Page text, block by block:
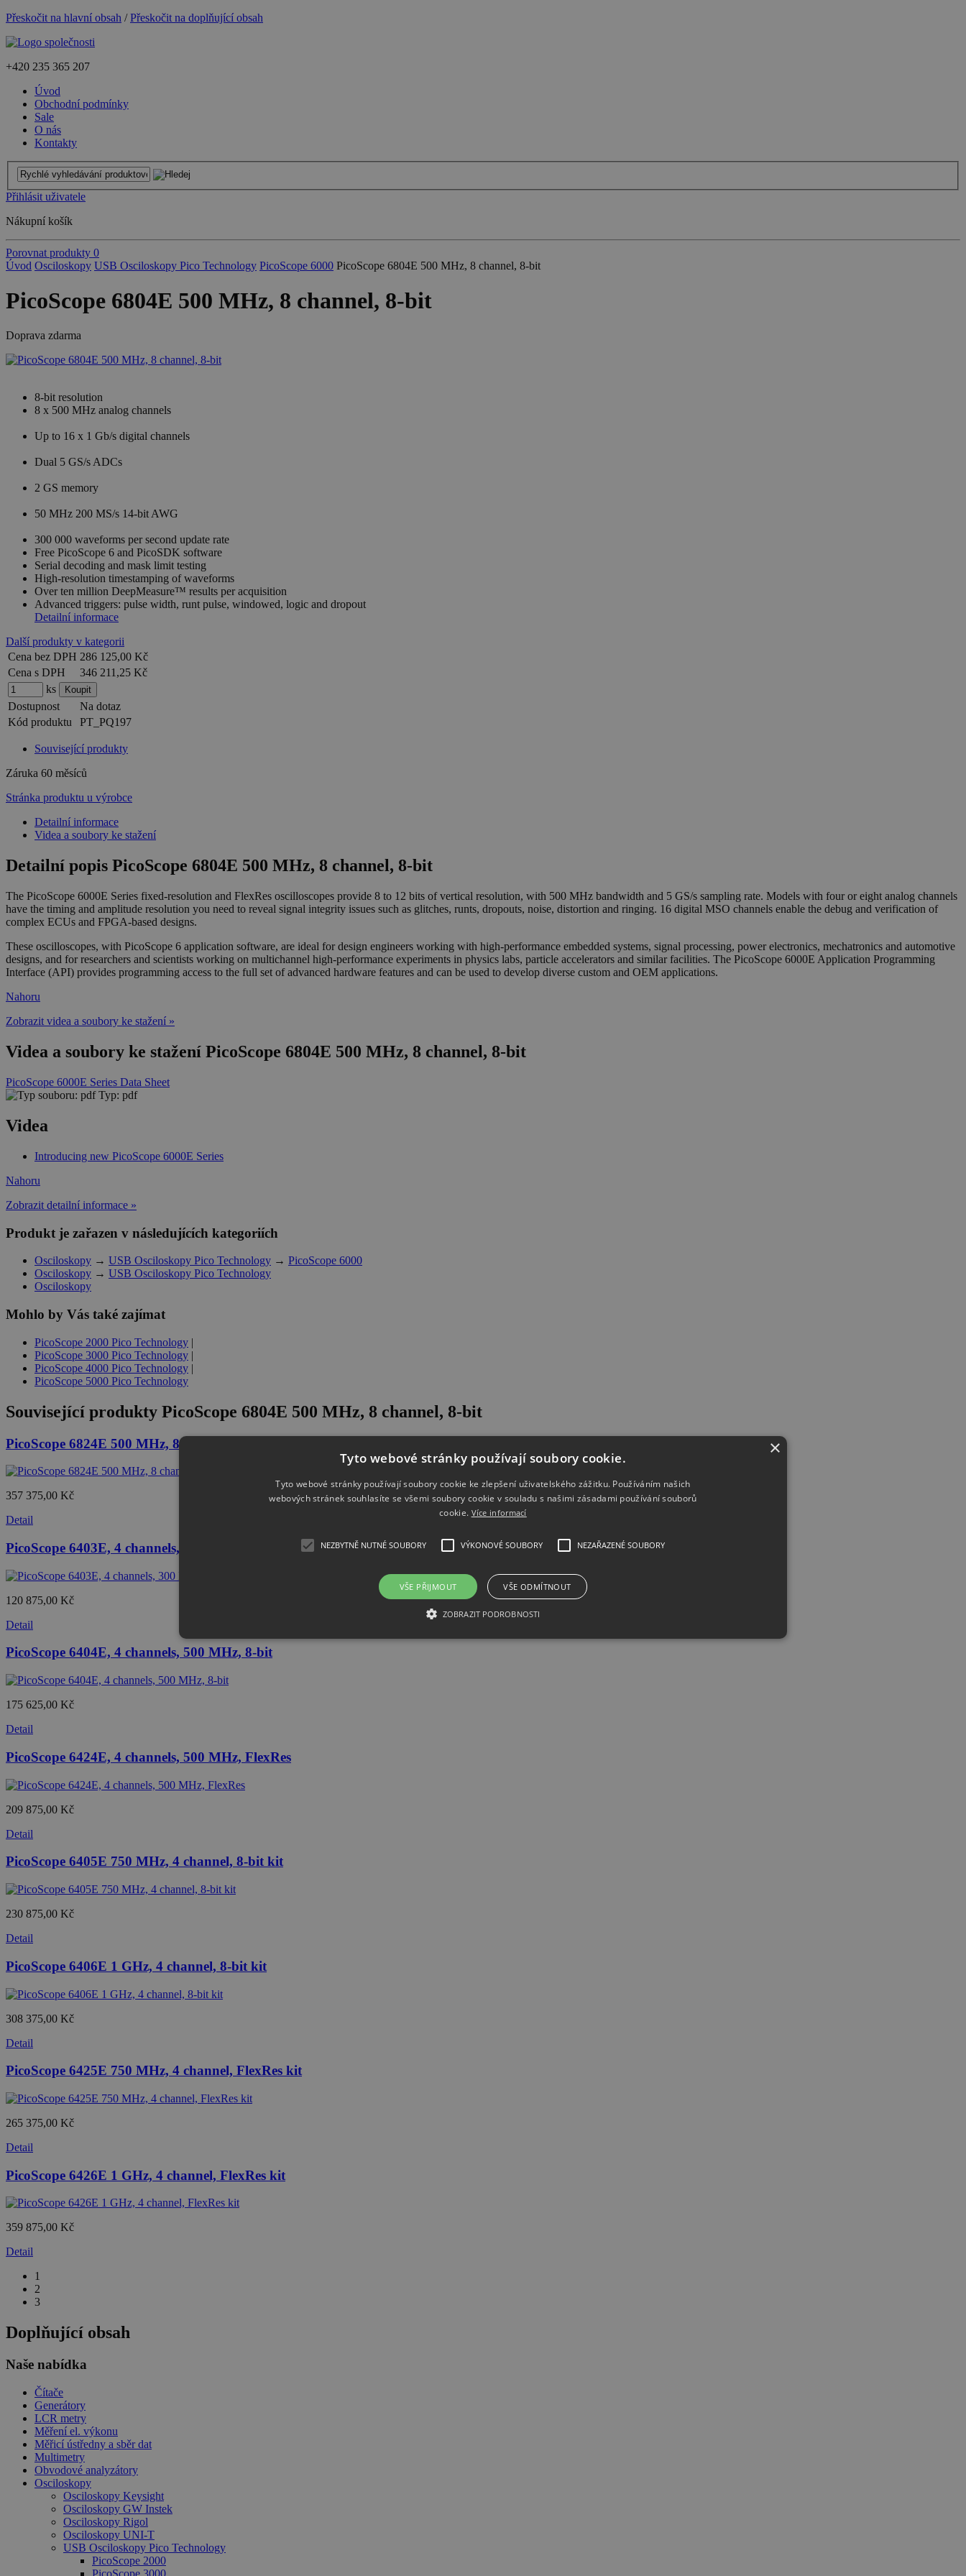
Přeskočit na hlavní obsah /Přeskočit na doplňující obsah
+420 235 365 207
Úvod
Obchodní podmínky
Sale
O nás
Kontakty
Přihlásit uživatele
Nákupní košík
Porovnat produkty 0
Úvod Osciloskopy USB Osciloskopy Pico Technology PicoScope 6000 PicoScope 6804E 500 MHz, 8 channel, 8-bit
PicoScope 6804E 500 MHz, 8 channel, 8-bit
Doprava zdarma
8-bit resolution
8 x 500 MHz analog channels
Up to 16 x 1 Gb/s digital channels
Dual 5 GS/s ADCs
2 GS memory
50 MHz 200 MS/s 14-bit AWG
300 000 waveforms per second update rate
Free PicoScope 6 and PicoSDK software
Serial decoding and mask limit testing
High-resolution timestamping of waveforms
Over ten million DeepMeasure™ results per acquisition
Advanced triggers: pulse width, runt pulse, windowed, logic and dropout
Detailní informace
Další produkty v kategorii
Cena bez DPH 286 125,00 Kč
Cena s DPH
346 211,25 Kč
ks
Dostupnost
Na dotaz
Kód produktu
PT_PQ197
Související produkty
Záruka 60 měsíců
Stránka produktu u výrobce
Detailní informace
Videa a soubory ke stažení
Detailní popis PicoScope 6804E 500 MHz, 8 channel, 8-bit
The PicoScope 6000E Series fixed-resolution and FlexRes oscilloscopes provide 8 to 12 bits of vertical resolution, with 500 MHz bandwidth and 5 GS/s sampling rate. Models with four or eight analog channels
have the timing and amplitude resolution you need to reveal signal integrity issues such as glitches, runts, dropouts, noise, distortion and ringing. 16 digital MSO channels enable the debug and verification of
complex ECUs and FPGA-based designs.
These oscilloscopes, with PicoScope 6 application software, are ideal for design engineers working with high-performance embedded systems, signal processing, power electronics, mechatronics and automotive
designs, and for researchers and scientists working on multichannel high-performance experiments in physics labs, particle accelerators and similar facilities. The PicoScope 6000E Application Programming
Interface (API) provides programming access to the full set of advanced hardware features and can be used to develop diverse custom and OEM applications.
Nahoru
Zobrazit videa a soubory ke stažení »
Videa a soubory ke stažení PicoScope 6804E 500 MHz, 8 channel, 8-bit
PicoScope 6000E Series Data Sheet
Typ: pdf
Videa
Introducing new PicoScope 6000E Series
Nahoru
Zobrazit detailní informace »
Produkt je zařazen v následujících kategoriích
Osciloskopy → USB Osciloskopy Pico Technology → PicoScope 6000
Osciloskopy → USB Osciloskopy Pico Technology
Osciloskopy
Mohlo by Vás také zajímat
PicoScope 2000 Pico Technology |
PicoScope 3000 Pico Technology |
PicoScope 4000 Pico Technology |
PicoScope 5000 Pico Technology
Související produkty PicoScope 6804E 500 MHz, 8 channel, 8-bit
PicoScope 6824E 500 MHz, 8 channel, FlexRes
357 375,00 Kč
Detail
PicoScope 6403E, 4 channels, 300 MHz, 8-bit
120 875,00 Kč
Detail
PicoScope 6404E, 4 channels, 500 MHz, 8-bit
175 625,00 Kč
Detail
PicoScope 6424E, 4 channels, 500 MHz, FlexRes
209 875,00 Kč
Detail
PicoScope 6405E 750 MHz, 4 channel, 8-bit kit
230 875,00 Kč
Detail
PicoScope 6406E 1 GHz, 4 channel, 8-bit kit
308 375,00 Kč
Detail
PicoScope 6425E 750 MHz, 4 channel, FlexRes kit
265 375,00 Kč
Detail
PicoScope 6426E 1 GHz, 4 channel, FlexRes kit
359 875,00 Kč
Detail
1
2
3
Doplňující obsah
Naše nabídka
Čítače
Generátory
LCR metry
Měření el. výkonu
Měřicí ústředny a sběr dat
Multimetry
Obvodové analyzátory
Osciloskopy
Osciloskopy Keysight
Osciloskopy GW Instek
Osciloskopy Rigol
Osciloskopy UNI-T
USB Osciloskopy Pico Technology
PicoScope 2000
PicoScope 3000
×
Tyto webové stránky používají soubory cookie.
Tyto webové stránky používají soubory cookie ke zlepšení uživatelského zážitku. Používáním našich
webových stránek souhlasíte se všemi soubory cookie v souladu s našimi zásadami používání souborů
cookie. Více informací
NEZBYTNĚ NUTNÉ SOUBORY VÝKONOVÉ SOUBORY NEZAŘAZENÉ SOUBORY
VŠE PŘIJMOUT VŠE ODMÍTNOUT
ZOBRAZIT PODROBNOSTI